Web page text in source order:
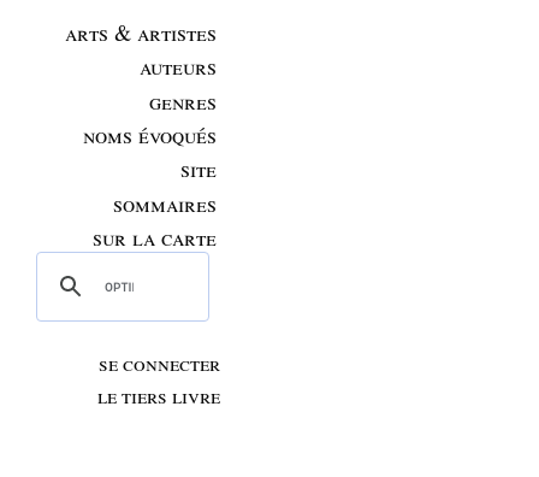
arts & artistes
auteurs
genres
noms évoqués
site
sommaires
sur la carte
se connecter
le tiers livre